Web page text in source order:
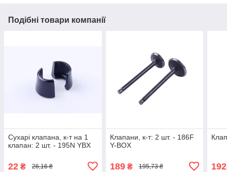
Подібні товари компанії
Сухарі клапана, к-т на 1
клапан: 2 шт. - 195N YBX
22 ₴ 26,16 ₴
Клапани, к-т: 2 шт. - 186F
Y-BOX
189₴ 195,73 ₴ 192